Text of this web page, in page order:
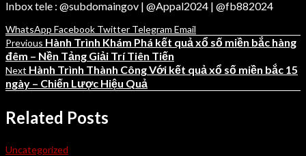
Inbox tele : @subdomaingov | @Appal2024 | @fb882024
WhatsApp Facebook Twitter Telegram Email
Previous Hành Trình Khám Phá kết quả xổ số miền bắc hàng
đêm – Nền Tảng Giải Trí Tiên Tiến
Next Hành Trình Thành Công Với kết quả xổ số miền bắc 15
ngày – Chiến Lược Hiệu Quả
Related Posts
Uncategorized